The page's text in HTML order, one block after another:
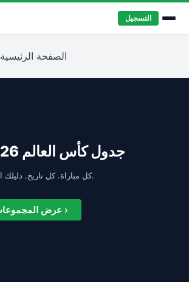
التسجيل
الصفحة الرئيسية
جدول كأس العالم 2026
كل مباراة. كل تاريخ. دليلك الكامل.
عرض المجموعات ›